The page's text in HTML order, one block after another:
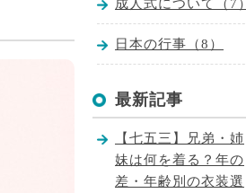
成人式について（7）
日本の行事（8）
最新記事
【七五三】兄弟・姉
妹は何を着る？年の
差・年齢別の衣装選